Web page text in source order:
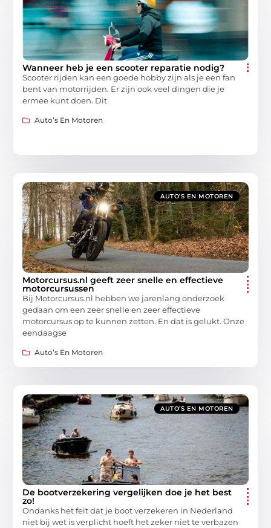
Wanneer heb je een scooter reparatie nodig?
Scooter rijden kan een goede hobby zijn als je een fan
bent van motorrijden. Er zijn ook veel dingen die je
ermee kunt doen. Dit
Auto’s En Motoren
AUTO’S EN MOTOREN
Motorcursus.nl geeft zeer snelle en effectieve
motorcursussen
Bij Motorcursus.nl hebben we jarenlang onderzoek
gedaan om een zeer snelle en zeer effectieve
motorcursus op te kunnen zetten. En dat is gelukt. Onze
eendaagse
Auto’s En Motoren
AUTO’S EN MOTOREN
De bootverzekering vergelijken doe je het best
zo!
Ondanks het feit dat je boot verzekeren in Nederland
niet bij wet is verplicht hoeft het zeker niet te verbazen